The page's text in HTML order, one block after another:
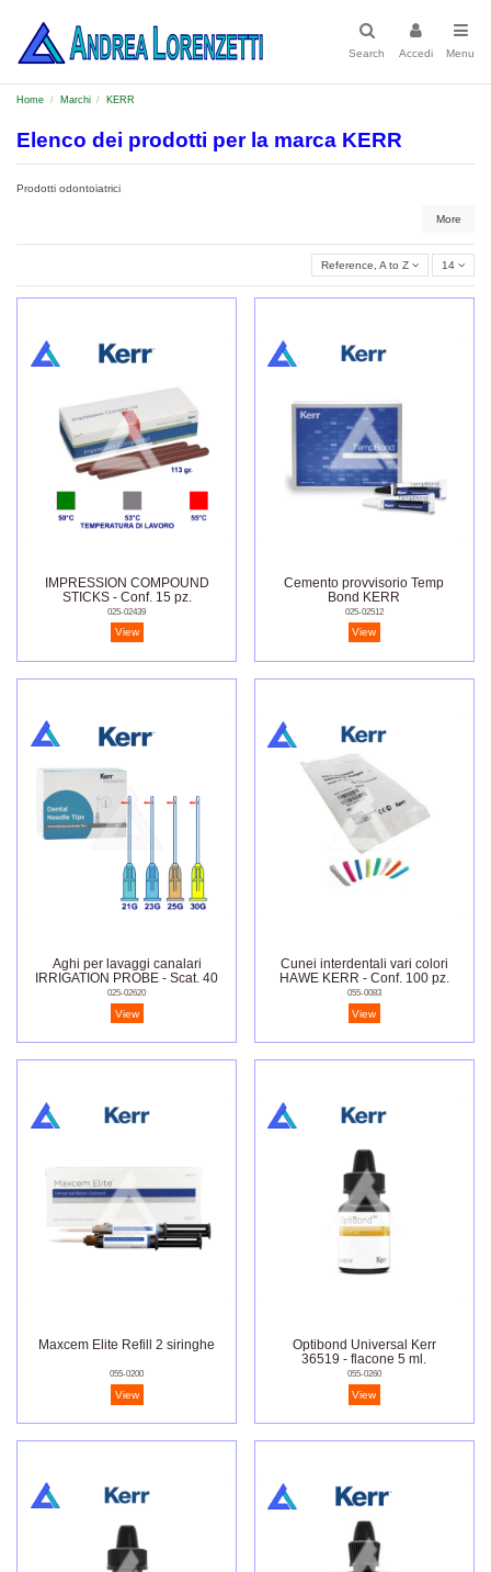
Search Accedi Menu
Home Marchi KERR
Elenco dei prodotti per la marca KERR
Prodotti odontoiatrici
More
Reference, A to Z 14
IMPRESSION COMPOUND
STICKS - Conf. 15 pz.
025-02439
View
Cemento provvisorio Temp
Bond KERR
025-02512
View
Aghi per lavaggi canalari
IRRIGATION PROBE - Scat. 40
pz.
025-02620
View
Cunei interdentali vari colori
HAWE KERR - Conf. 100 pz.
055-0083
View
Maxcem Elite Refill 2 siringhe
055-0200
View
Optibond Universal Kerr
36519 - flacone 5 ml.
055-0260
View